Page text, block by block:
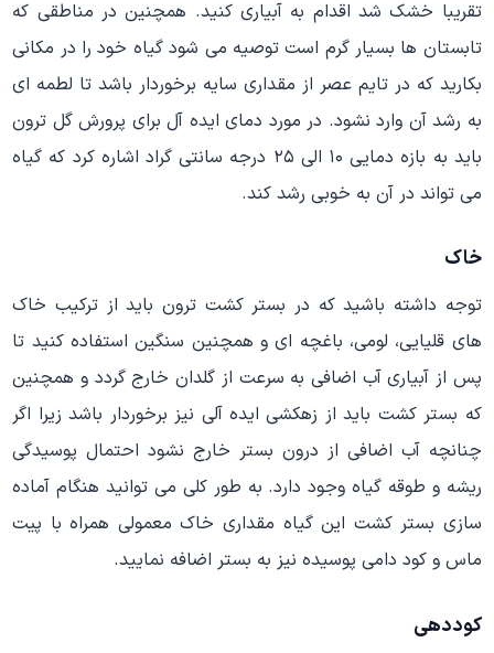
تقریبا خشک شد اقدام به آبیاری کنید. همچنین در مناطقی که
تابستان ها بسیار گرم است توصیه می شود گیاه خود را در مکانی
بکارید که در تایم عصر از مقداری سایه برخوردار باشد تا لطمه ای
به رشد آن وارد نشود. در مورد دمای ایده آل برای پرورش گل ترون
باید به بازه دمایی ۱۰ الی ۲۵ درجه سانتی گراد اشاره کرد که گیاه
می تواند در آن به خوبی رشد کند.
خاک
توجه داشته باشید که در بستر کشت ترون باید از ترکیب خاک
های قلیایی، لومی، باغچه ای و همچنین سنگین استفاده کنید تا
پس از آبیاری آب اضافی به سرعت از گلدان خارج گردد و همچنین
که بستر کشت باید از زهکشی ایده آلی نیز برخوردار باشد زیرا اگر
چنانچه آب اضافی از درون بستر خارج نشود احتمال پوسیدگی
ریشه و طوقه گیاه وجود دارد. به طور کلی می توانید هنگام آماده
سازی بستر کشت این گیاه مقداری خاک معمولی همراه با پیت
ماس و کود دامی پوسیده نیز به بستر اضافه نمایید.
کوددهی